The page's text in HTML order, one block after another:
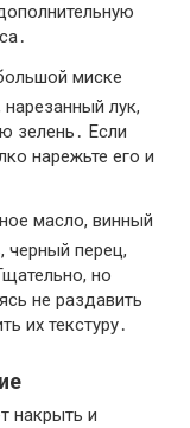
миске
лук,
зелень․ Если
нарежьте его и
масло, винный
черный перец,
но
не раздавить
их текстуру․
накрыть и